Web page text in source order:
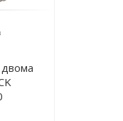
двома